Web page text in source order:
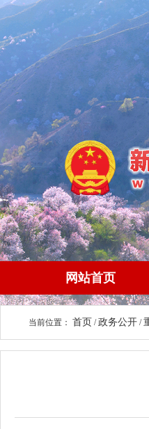
网站首页
当前位置： 首页 /政务公开 /